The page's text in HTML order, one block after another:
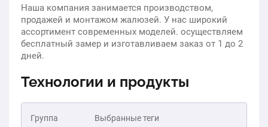
Наша компания занимается производством,
продажей и монтажом жалюзей. У нас широкий
ассортимент современных моделей. осуществляем
бесплатный замер и изготавливаем заказ от 1 до 2
дней.
Технологии и продукты
Группа Выбранные теги